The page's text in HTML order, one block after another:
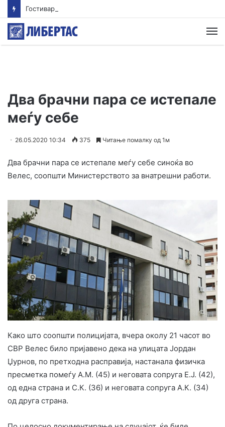
Гостиварци и натаму без пивка вода
Два брачни пара се истепале
меѓу себе
26.05.2020 10:34 375 Читање помалку од 1м
Два брачни пара се истепале меѓу себе синоќа во
Велес, соопшти Министерството за внатрешни работи.
Како што соопшти полицијата, вчера околу 21 часот во
СВР Велес било пријавено дека на улицата Јордан
Џурнов, по претходна расправија, настанала физичка
пресметка помеѓу А.М. (45) и неговата сопруга Е.Ј. (42),
од една страна и С.К. (36) и неговата сопруга А.К. (34)
од друга страна.